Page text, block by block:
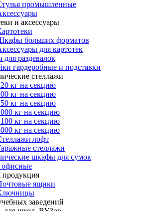
промышленные
и аксессуары
больших форматов
для картотек
раздевалок
гардеробные и подставки
стеллажи
кг на секцию
кг на секцию
кг на секцию
кг на секцию
кг на секцию
кг на секцию
лофт
стеллажи
шкафы для сумок
продукция
ящики
заведений